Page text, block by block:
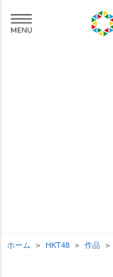
ホーム HKT48 作品